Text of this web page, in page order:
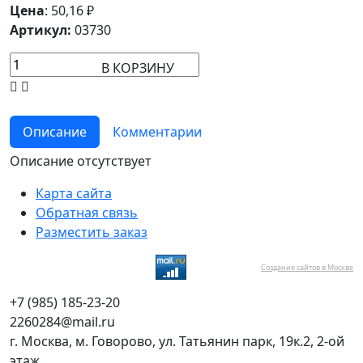
Цена: 50,16₽
Артикул: 03730
В КОРЗИНУ
Описание
Комментарии
Описание отсутствует
Карта сайта
Обратная связь
Разместить заказ
Создание сайтов в Москве
+7 (985) 185-23-20
2260284@mail.ru
г. Москва, м. Говорово, ул. Татьянин парк, 19к.2, 2-ой